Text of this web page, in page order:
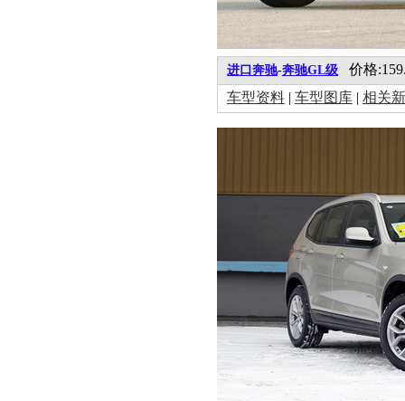
进口奔驰-奔驰GL级 价格
车型资料 | 车型图库 | 相关